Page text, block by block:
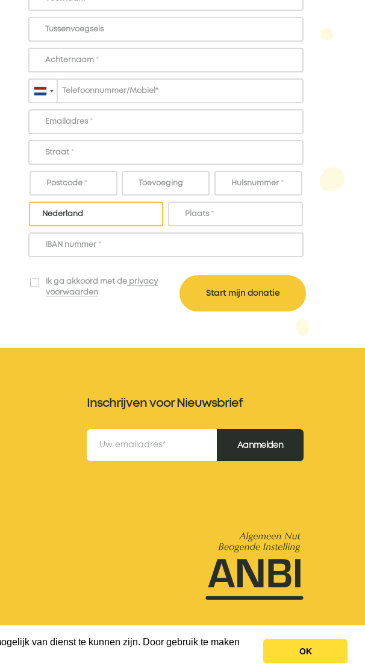
van dienst te kunnen zijn. Door gebruik te maken
OK
Tussenvoegsels
Achternaam *
Emailadres *
Straat *
Postcode * Toevoeging Huisnummer *
Plaats *
IBAN nummer *
Ik ga akkoord met de privacy
voorwaarden
Inschrijven voor Nieuwsbrief
Aanmelden
Privacybeleid & Disclaimer